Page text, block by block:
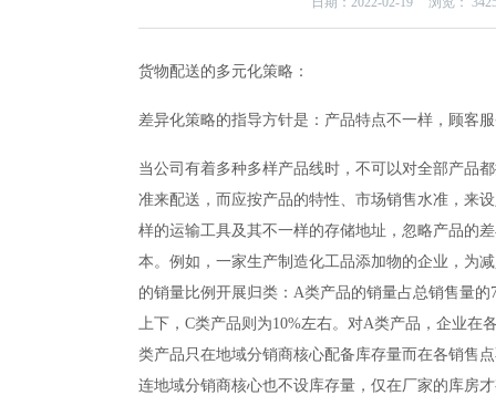
货物配送的多元化策略：
差异化策略的指导方针是：产品特点不一样，顾客
当公司有着多种多样产品线时，不可以对全部产品
准来配送，而应按产品的特性、市场销售水准，来
样的运输工具及其不一样的存储地址，忽略产品的
本。例如，一家生产制造化工品添加物的企业，为
的销量比例开展归类：A类产品的销量占总销售量的
上下，C类产品则为10%左右。对A类产品，企业在
类产品只在地域分销商核心配备库存量而在各销售
连地域分销商核心也不设库存量，仅在厂家的库房